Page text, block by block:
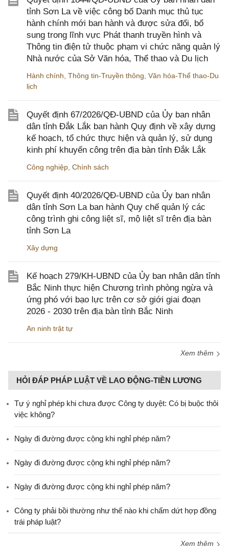
tỉnh Sơn La về việc công bố Danh mục thủ tục
hành chính mới ban hành và được sửa đổi, bổ
sung trong lĩnh vực Phát thanh truyền hình và
Thông tin điện tử thuộc phạm vi chức năng quản lý
Nhà nước của Sở Văn hóa, Thể thao và Du lịch
Hành chính, Thông tin-Truyền thông, Văn hóa-Thể thao-Du
lịch
Quyết định 67/2026/QĐ-UBND của Ủy ban nhân
dân tỉnh Đắk Lắk ban hành Quy định về xây dựng
kế hoạch, tổ chức thực hiện và quản lý, sử dụng
kinh phí khuyến công trên địa bàn tỉnh Đắk Lắk
Công nghiệp, Chính sách
Quyết định 40/2026/QĐ-UBND của Ủy ban nhân
dân tỉnh Sơn La ban hành Quy chế quản lý các
công trình ghi công liệt sĩ, mộ liệt sĩ trên địa bàn
tỉnh Sơn La
Xây dựng
Kế hoạch 279/KH-UBND của Ủy ban nhân dân tỉnh
Bắc Ninh thực hiện Chương trình phòng ngừa và
ứng phó với bạo lực trên cơ sở giới giai đoạn
2026 - 2030 trên địa bàn tỉnh Bắc Ninh
An ninh trật tự
Xem thêm
HỎI ĐÁP PHÁP LUẬT VỀ LAO ĐỘNG-TIỀN LƯƠNG
Tự ý nghỉ phép khi chưa được Công ty duyệt: Có bị buộc thôi
việc không?
Ngày đi đường được cộng khi nghỉ phép năm?
Ngày đi đường được cộng khi nghỉ phép năm?
Ngày đi đường được cộng khi nghỉ phép năm?
Công ty phải bồi thường như thế nào khi chấm dứt hợp đồng
trái pháp luật?
Xem thêm